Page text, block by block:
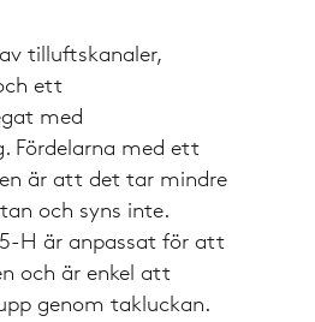
tilluftskanaler,
ett
med
Fördelarna med ett
är att det tar mindre
och syns inte.
H är anpassat för att
och är enkel att
genom takluckan.